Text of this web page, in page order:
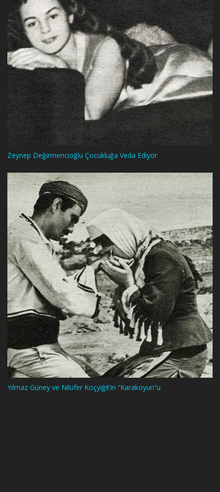
Zeynep Değirmencioğlu Çocukluğa Veda Ediyor
Yılmaz Güney ve Nilüfer Koçyiğit’in “Karakoyun”u